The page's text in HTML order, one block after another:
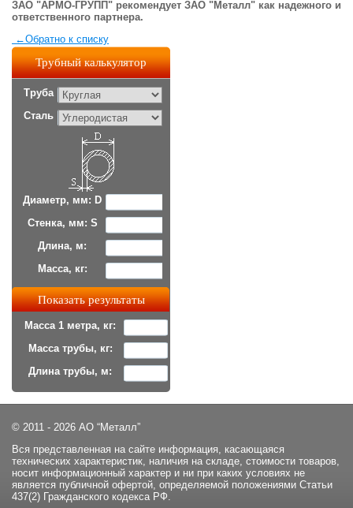
ЗАО "АРМО-ГРУПП" рекомендует ЗАО "Металл" как надежного и
ответственного партнера.
←Обратно к списку
Трубный калькулятор
Труба
Сталь
Диаметр, мм: D
Стенка, мм: S
Длина, м:
Масса, кг:
Масса 1 метра, кг:
Масса трубы, кг:
Длина трубы, м:
© 2011 - 2026 АО “Металл”
Вся представленная на сайте информация, касающаяся
технических характеристик, наличия на складе, стоимости товаров,
носит информационный характер и ни при каких условиях не
является публичной офертой, определяемой положениями Статьи
437(2) Гражданского кодекса РФ.